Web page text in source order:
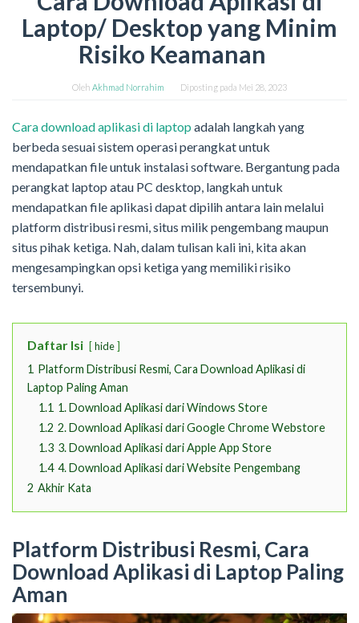
Laptop/ Desktop yang Minim
Risiko Keamanan
Oleh Akhmad Norrahim Diposting pada Mei 28, 2023
Cara download aplikasi di laptop adalah langkah yang
berbeda sesuai sistem operasi perangkat untuk
mendapatkan file untuk instalasi software. Bergantung pada
perangkat laptop atau PC desktop, langkah untuk
mendapatkan file aplikasi dapat dipilih antara lain melalui
platform distribusi resmi, situs milik pengembang maupun
situs pihak ketiga. Nah, dalam tulisan kali ini, kita akan
mengesampingkan opsi ketiga yang memiliki risiko
tersembunyi.
Daftar Isi hide
1 Platform Distribusi Resmi, Cara Download Aplikasi di
Laptop Paling Aman
1.1 1. Download Aplikasi dari Windows Store
1.2 2. Download Aplikasi dari Google Chrome Webstore
1.3 3. Download Aplikasi dari Apple App Store
1.4 4. Download Aplikasi dari Website Pengembang
2 Akhir Kata
Platform Distribusi Resmi,Cara
Download Aplikasi di Laptop Paling
Aman